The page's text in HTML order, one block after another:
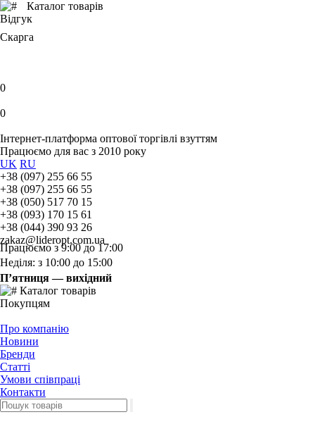
Каталог товарів
Відгук
Скарга
0
0
Інтернет-платформа оптової торгівлі взуттям
Працюємо для вас з 2010 року
UK RU
+38 (097) 255 66 55
+38 (097) 255 66 55
+38 (050) 517 70 15
+38 (093) 170 15 61
+38 (044) 390 93 26
zakaz@lideropt.com.ua
Працюємо з 9:00 до 17:00
Неділя: з 10:00 до 15:00
П’ятниця — вихідний
Каталог товарів
Покупцям
Про компанію
Новини
Бренди
Статті
Умови співпраці
Контакти